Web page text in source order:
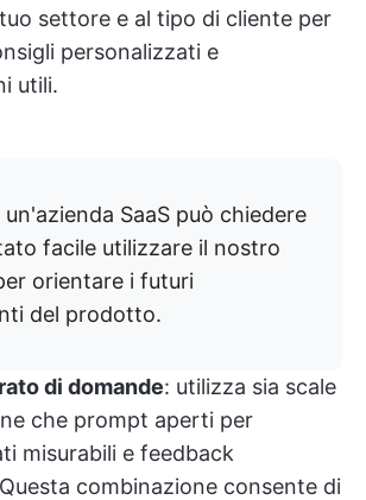
settore e al tipo di cliente per
personalizzati e
utili.
un'azienda SaaS può chiedere
facile utilizzare il nostro
orientare i futuri
del prodotto.
di domande: utilizza sia scale
che prompt aperti per
misurabili e feedback
combinazione consente di